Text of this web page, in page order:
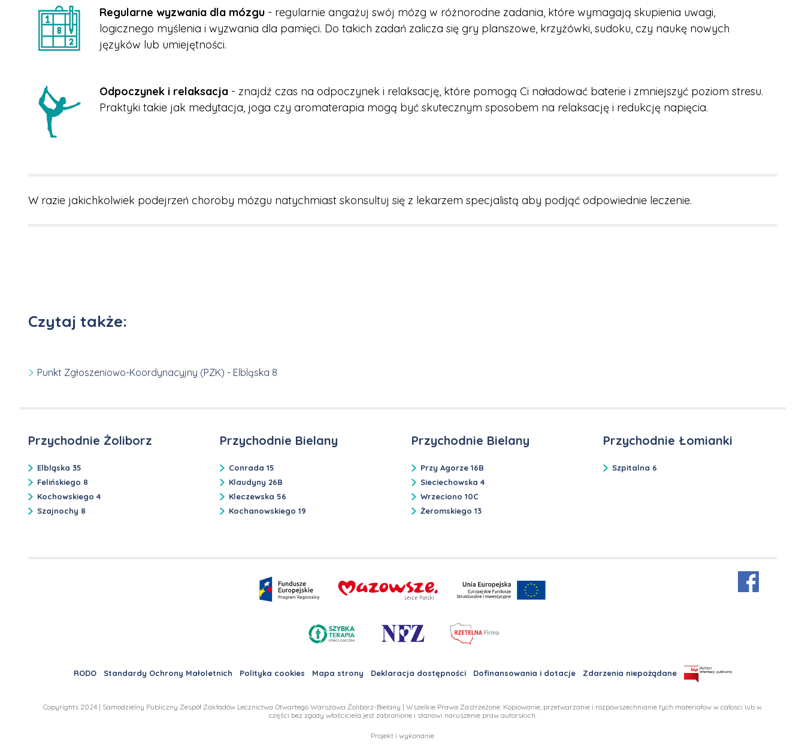
Regularne wyzwania dla mózgu - regularnie angażuj swój mózg w różnorodne zadania, które wymagają skupienia uwagi,
logicznego myślenia i wyzwania dla pamięci. Do takich zadań zalicza się gry planszowe, krzyżówki, sudoku, czy naukę nowych
języków lub umiejętności.
Odpoczynek i relaksacja - znajdź czas na odpoczynek i relaksację, które pomogą Ci naładować baterie i zmniejszyć poziom stresu.
Praktyki takie jak medytacja, joga czy aromaterapia mogą być skutecznym sposobem na relaksację i redukcję napięcia.
W razie jakichkolwiek podejrzeń choroby mózgu natychmiast skonsultuj się z lekarzem specjalistą aby podjąć odpowiednie leczenie.
Czytaj także:
Punkt Zgłoszeniowo-Koordynacyjny (PZK) - Elbląska 8
Przychodnie Żoliborz
Elbląska 35
Felińskiego 8
Kochowskiego 4
Szajnochy 8
Przychodnie Bielany
Conrada 15
Klaudyny 26B
Kleczewska 56
Kochanowskiego 19
Przychodnie Bielany
Przy Agorze 16B
Sieciechowska 4
Wrzeciono 10C
Żeromskiego 13
Przychodnie Łomianki
Szpitalna 6
RODO Standardy Ochrony Małoletnich Polityka cookies Mapa strony Deklaracja dostępności Dofinansowania i dotacje Zdarzenia niepożądane
Copyrights 2024 | Samodzielny Publiczny Zespół Zakładów Lecznictwa Otwartego Warszawa Żoliborz-Bielany | Wszelkie Prawa Zastrzeżone. Kopiowanie, przetwarzanie i rozpowszechnianie tych materiałow w całosci lub w
części bez zgody właściciela jest zabronione i stanowi naruszenie praw autorskich.
Projekt i wykonanie